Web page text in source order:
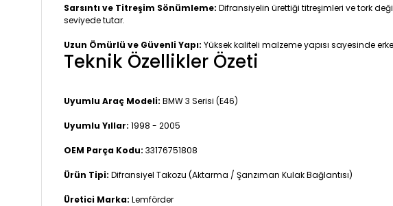
Sarsıntı ve Titreşim Sönümleme: Difransiyelin ürettiği titreşimleri ve tork
seviyede tutar.
Uzun Ömürlü ve Güvenli Yapı: Yüksek kaliteli malzeme yapısı sayesinde
Teknik Özellikler Özeti
Uyumlu Araç Modeli: BMW 3 Serisi (E46)
Uyumlu Yıllar: 1998 - 2005
OEM Parça Kodu: 33176751808
Ürün Tipi: Difransiyel Takozu (Aktarma / Şanzıman Kulak Bağlantısı)
Üretici Marka: Lemförder